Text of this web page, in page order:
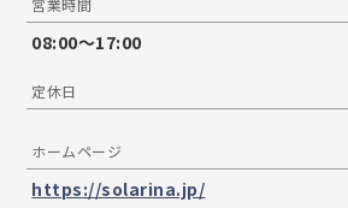
営業時間
08:00〜17:00
定休日
ホームページ
https://solarina.jp/